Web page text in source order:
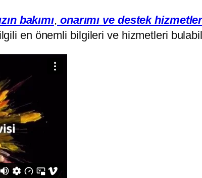
bakımı, onarımı ve destek
en önemli bilgileri ve hizmetleri